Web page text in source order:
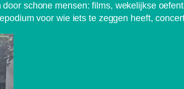
schone mensen: films, wekelijkse
voor wie iets te zeggen heeft,